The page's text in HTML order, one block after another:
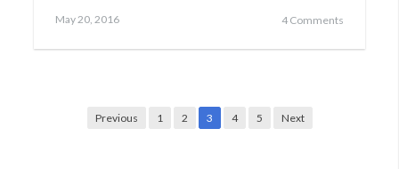
4 Comments
Posted
May 20, 2016
Previous 1 2 3 4 5 Next